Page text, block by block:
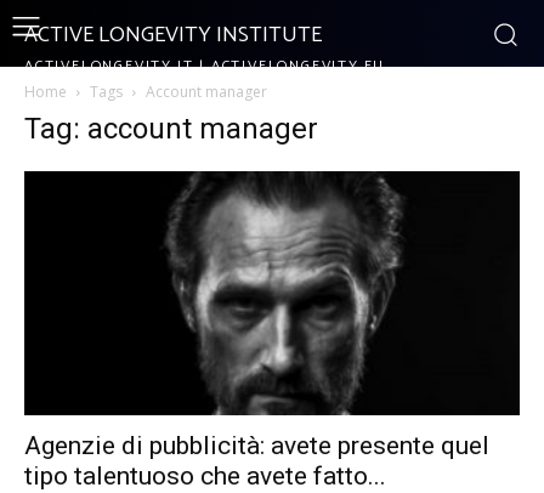
ACTIVE LONGEVITY INSTITUTE
ACTIVELONGEVITY.IT | ACTIVELONGEVITY.EU
Home Tags Account manager
Tag: account manager
Agenzie di pubblicità: avete presente quel
tipo talentuoso che avete fatto...